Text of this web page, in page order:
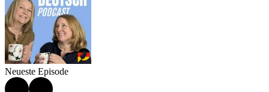
Neueste Episode